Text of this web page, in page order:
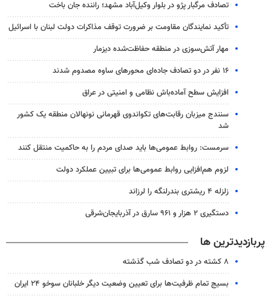
تصادف مرگبار پژو در بلوار وکیل‌آباد مشهد؛ راننده جان باخت
تأکید نمایندگان مقاومت بر ضرورت توقف مذاکرات دولت لبنان با اسرائیل
مهار آتش‌سوزی در منطقه حفاظت‌شده دیزمار
۱۶ نفر در دو تصادف جاده‌ای محورهای ساوه مصدوم شدند
افزایش سطح آماده‌باش نظامی و امنیتی در عراق
سنندج میزبان رقابت‌های تکواندوی قهرمانی نونهالان منطقه یک کشور
شد
سرمست: روابط عمومی‌ها باید صدای مردم را به حاکمیت منتقل کنند
لزوم هم‌افزایی روابط‌ عمومی‌ها برای تبیین عملکرد دولت
زلزله ۴ ریشتری بندرلنگه را لرزاند
دستگیری ۲ هزار و ۹۶۱ سارق در آذربایجان‌شرقی
پربازدیدترین ها
۸ کشته در دو تصادف شب گذشته
بسیج تمام ظرفیت‌ها برای تعیین وضعیت دیگر خلبانان سوخو ۲۴ ایران